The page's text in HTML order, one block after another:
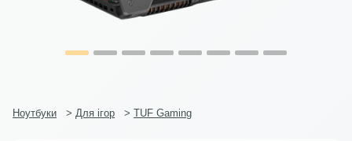
Ноутбуки > Для ігор > TUF Gaming